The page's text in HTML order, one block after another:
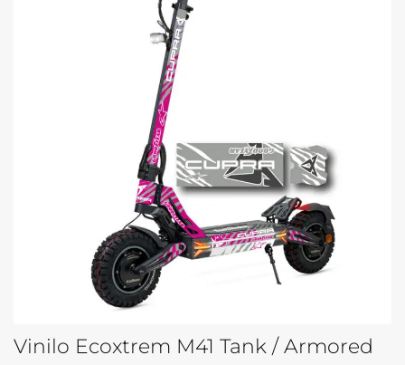
Vinilo Ecoxtrem M41 Tank / Armored